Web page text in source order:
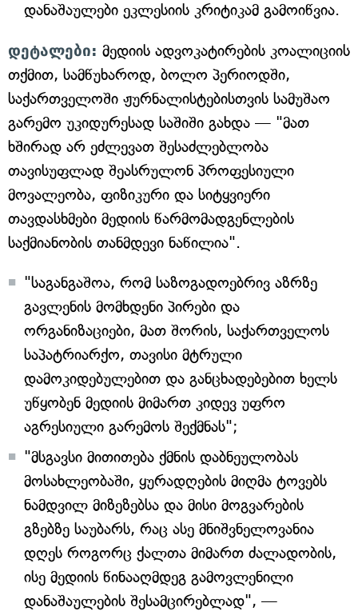
დანაშაულები ეკლესიის კრიტიკამ გამოიწვია.
დეტალები: მედიის ადვოკატირების კოალიციის
თქმით, სამწუხაროდ, ბოლო პერიოდში,
საქართველოში ჟურნალისტებისთვის სამუშაო
გარემო უკიდურესად საშიში გახდა — "მათ
ხშირად არ ეძლევათ შესაძლებლობა
თავისუფლად შეასრულონ პროფესიული
მოვალეობა, ფიზიკური და სიტყვიერი
თავდასხმები მედიის წარმომადგენლების
საქმიანობის თანმდევი ნაწილია".
"საგანგაშოა, რომ საზოგადოებრივ აზრზე
გავლენის მომხდენი პირები და
ორგანიზაციები, მათ შორის, საქართველოს
საპატრიარქო, თავისი მტრული
დამოკიდებულებით და განცხადებებით ხელს
უწყობენ მედიის მიმართ კიდევ უფრო
აგრესიული გარემოს შექმნას";
"მსგავსი მითითება ქმნის დაბნეულობას
მოსახლეობაში, ყურადღების მიღმა ტოვებს
ნამდვილ მიზეზებსა და მისი მოგვარების
გზებზე საუბარს, რაც ასე მნიშვნელოვანია
დღეს როგორც ქალთა მიმართ ძალადობის,
ისე მედიის წინააღმდეგ გამოვლენილი
დანაშაულების შესამცირებლად", —